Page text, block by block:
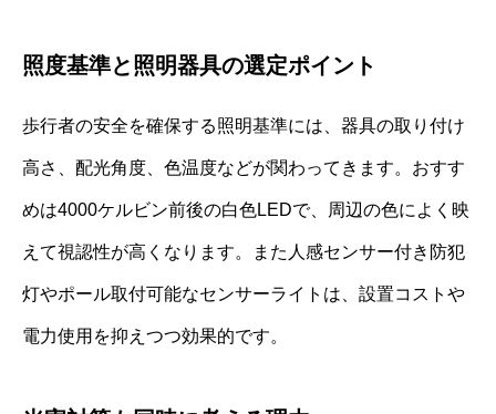
照度基準と照明器具の選定ポイント
歩行者の安全を確保する照明基準には、器具の取り付け
高さ、配光角度、色温度などが関わってきます。おすす
めは4000ケルビン前後の白色LEDで、周辺の色によく映
えて視認性が高くなります。また人感センサー付き防犯
灯やポール取付可能なセンサーライトは、設置コストや
電力使用を抑えつつ効果的です。